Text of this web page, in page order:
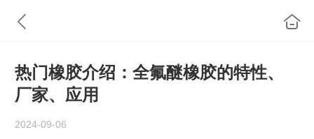
热门橡胶介绍：全氟醚橡胶的特性、
厂家、应用
2024-09-06